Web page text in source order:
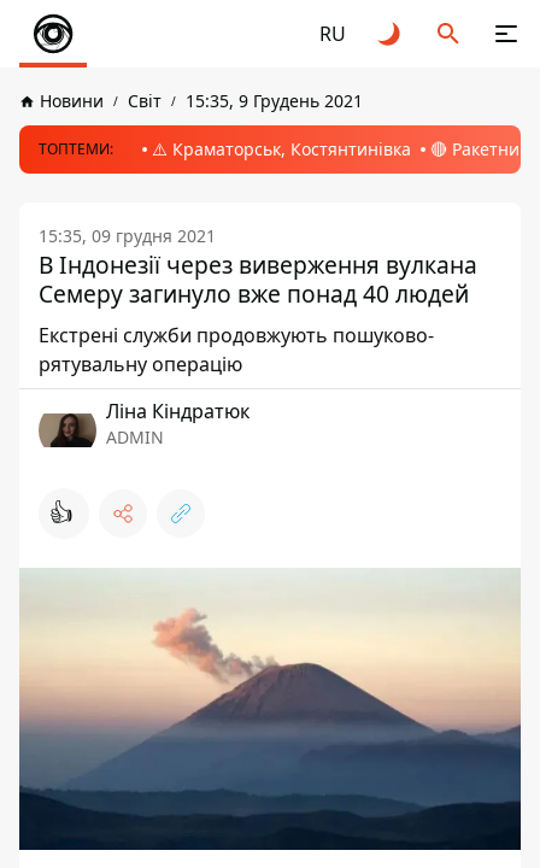
RU
Новини Світ 15:35, 9 Грудень 2021
ТОПТЕМИ: ⚠️ Краматорськ, Костянтинівка 🔴 Ракетний
15:35, 09 грудня 2021
В Індонезії через виверження вулкана
Семеру загинуло вже понад 40 людей
Екстрені служби продовжують пошуково-
рятувальну операцію
Ліна Кіндратюк
ADMIN
👍